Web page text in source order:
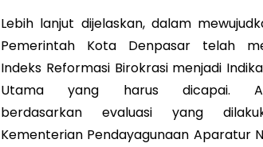
Lebih lanjut dijelaskan, dalam
Pemerintah Kota Denpasar telah
Indeks Reformasi Birokrasi menjadi
Utama yang harus dicapai.
berdasarkan evaluasi yang
Kementerian Pendayagunaan Aparatur